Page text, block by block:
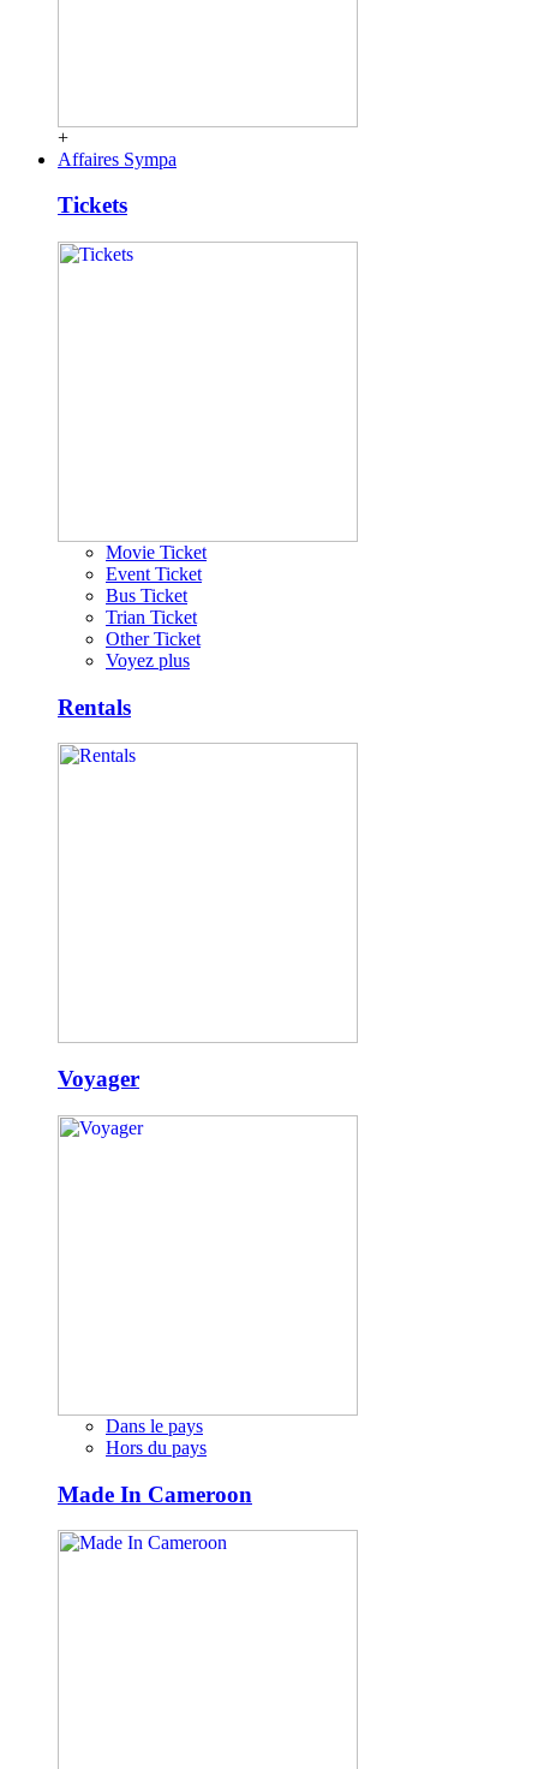
+
Affaires Sympa
Tickets
Movie Ticket
Event Ticket
Bus Ticket
Trian Ticket
Other Ticket
Voyez plus
Rentals
Voyager
Dans le pays
Hors du pays
Made In Cameroon